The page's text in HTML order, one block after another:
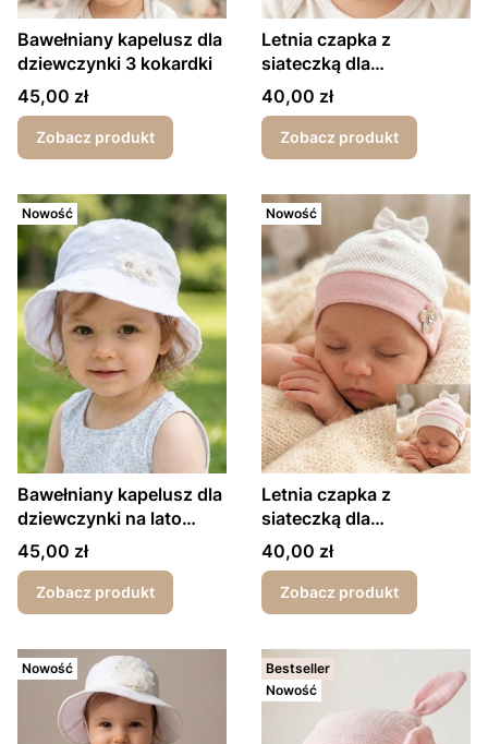
Bawełniany kapelusz dla
dziewczynki 3 kokardki
Cena
45,00 zł
Zobacz produkt
Letnia czapka z
siateczką dla
dziewczynki kwiatuszek
Cena
40,00 zł
Zobacz produkt
Nowość
Bawełniany kapelusz dla
dziewczynki na lato
kółka ecru
Cena
45,00 zł
Zobacz produkt
Nowość
Letnia czapka z
siateczką dla
dziewczynki kwiatek
Cena
40,00 zł
Zobacz produkt
Nowość
Bestseller
Nowość